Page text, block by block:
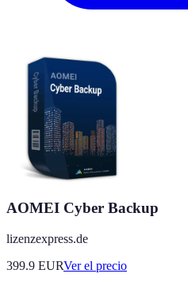
AOMEI Cyber Backup
lizenzexpress.de
399.9 EURVer el precio